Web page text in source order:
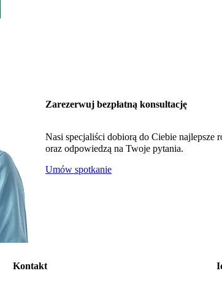
Zarezerwuj bezpłatną konsultację
Nasi specjaliści dobiorą do Ciebie najlepsze
oraz odpowiedzą na Twoje pytania.
Umów spotkanie
Kontakt